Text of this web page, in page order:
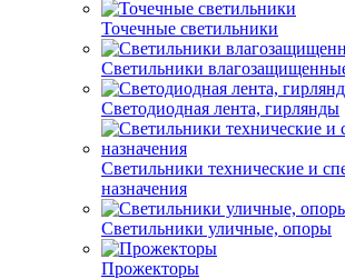
Точечные светильники
Светильники
Светодиодная лента, гирлянды
Светильники технические и
назначения
Светильники уличные, опоры
Прожекторы